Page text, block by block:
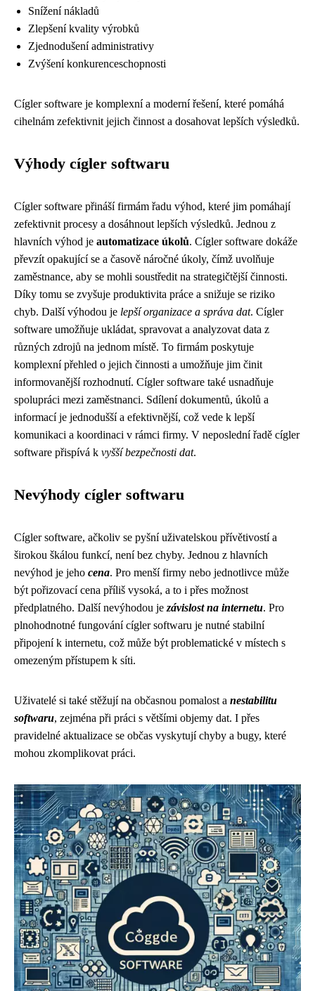
Snížení nákladů
Zlepšení kvality výrobků
Zjednodušení administrativy
Zvýšení konkurenceschopnosti
Cígler software je komplexní a moderní řešení, které pomáhá
cihelnám zefektivnit jejich činnost a dosahovat lepších výsledků.
Výhody cígler softwaru
Cígler software přináší firmám řadu výhod, které jim pomáhají
zefektivnit procesy a dosáhnout lepších výsledků. Jednou z
hlavních výhod je automatizace úkolů. Cígler software dokáže
převzít opakující se a časově náročné úkoly, čímž uvolňuje
zaměstnance, aby se mohli soustředit na strategičtější činnosti.
Díky tomu se zvyšuje produktivita práce a snižuje se riziko
chyb. Další výhodou je lepší organizace a správa dat. Cígler
software umožňuje ukládat, spravovat a analyzovat data z
různých zdrojů na jednom místě. To firmám poskytuje
komplexní přehled o jejich činnosti a umožňuje jim činit
informovanější rozhodnutí. Cígler software také usnadňuje
spolupráci mezi zaměstnanci. Sdílení dokumentů, úkolů a
informací je jednodušší a efektivnější, což vede k lepší
komunikaci a koordinaci v rámci firmy. V neposlední řadě cígler
software přispívá k vyšší bezpečnosti dat.
Nevýhody cígler softwaru
Cígler software, ačkoliv se pyšní uživatelskou přívětivostí a
širokou škálou funkcí, není bez chyby. Jednou z hlavních
nevýhod je jeho cena. Pro menší firmy nebo jednotlivce může
být pořizovací cena příliš vysoká, a to i přes možnost
předplatného. Další nevýhodou je závislost na internetu. Pro
plnohodnotné fungování cígler softwaru je nutné stabilní
připojení k internetu, což může být problematické v místech s
omezeným přístupem k síti.
Uživatelé si také stěžují na občasnou pomalost a nestabilitu
softwaru, zejména při práci s většími objemy dat. I přes
pravidelné aktualizace se občas vyskytují chyby a bugy, které
mohou zkomplikovat práci.